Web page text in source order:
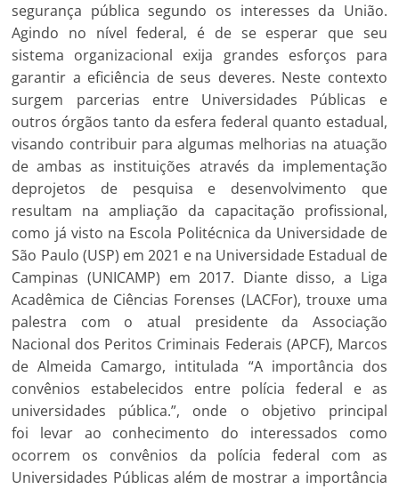
segurança pública segundo os interesses da União.
Agindo no nível federal, é de se esperar que seu
sistema organizacional exija grandes esforços para
garantir a eficiência de seus deveres. Neste contexto
surgem parcerias entre Universidades Públicas e
outros órgãos tanto da esfera federal quanto estadual,
visando contribuir para algumas melhorias na atuação
de ambas as instituições através da implementação
deprojetos de pesquisa e desenvolvimento que
resultam na ampliação da capacitação profissional,
como já visto na Escola Politécnica da Universidade de
São Paulo (USP) em 2021 e na Universidade Estadual de
Campinas (UNICAMP) em 2017. Diante disso, a Liga
Acadêmica de Ciências Forenses (LACFor), trouxe uma
palestra com o atual presidente da Associação
Nacional dos Peritos Criminais Federais (APCF), Marcos
de Almeida Camargo, intitulada “A importância dos
convênios estabelecidos entre polícia federal e as
universidades pública.”, onde o objetivo principal
foi levar ao conhecimento do interessados como
ocorrem os convênios da polícia federal com as
Universidades Públicas além de mostrar a importância